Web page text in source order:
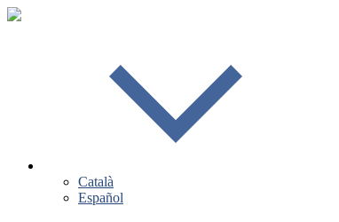
Català
Español